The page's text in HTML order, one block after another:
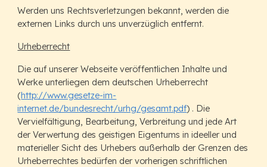
Werden uns Rechtsverletzungen bekannt, werden die
externen Links durch uns unverzüglich entfernt.
Urheberrecht
Die auf unserer Webseite veröffentlichen Inhalte und
Werke unterliegen dem deutschen Urheberrecht
(http://www.gesetze-im-
internet.de/bundesrecht/urhg/gesamt.pdf) . Die
Vervielfältigung, Bearbeitung, Verbreitung und jede Art
der Verwertung des geistigen Eigentums in ideeller und
materieller Sicht des Urhebers außerhalb der Grenzen des
Urheberrechtes bedürfen der vorherigen schriftlichen